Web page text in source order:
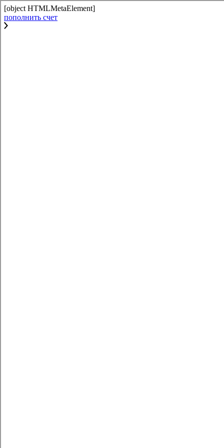
[object HTMLMetaElement]
пополнить счет